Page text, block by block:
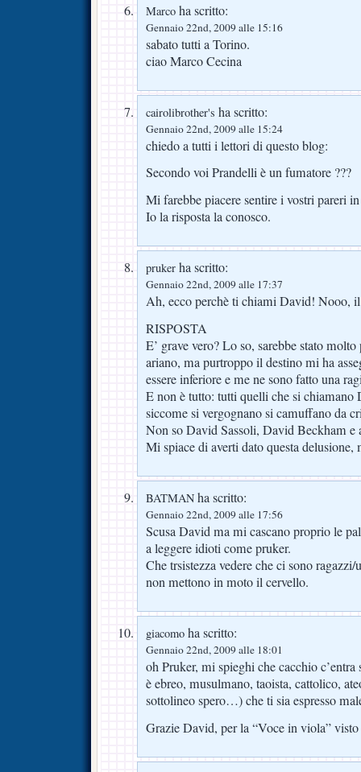
Marco ha scritto:
Gennaio 22nd, 2009 alle 15:16
sabato tutti a Torino.
ciao Marco Cecina
cairolibrother's ha scritto:
Gennaio 22nd, 2009 alle 15:24
chiedo a tutti i lettori di questo blog:
Secondo voi Prandelli è un fumatore ???
Mi farebbe piacere sentire i vostri pareri
Io la risposta la conosco.
pruker ha scritto:
Gennaio 22nd, 2009 alle 17:37
Ah, ecco perchè ti chiami David! Nooo,
RISPOSTA
E’ grave vero? Lo so, sarebbe stato
ariano, ma purtroppo il destino mi ha
essere inferiore e me ne sono fatto una
E non è tutto: tutti quelli che si chiamano
siccome si vergognano si camuffano da
Non so David Sassoli, David Beckham e
Mi spiace di averti dato questa delusione,
BATMAN ha scritto:
Gennaio 22nd, 2009 alle 17:56
Scusa David ma mi cascano proprio le
a leggere idioti come pruker.
Che trsistezza vedere che ci sono
non mettono in moto il cervello.
giacomo ha scritto:
Gennaio 22nd, 2009 alle 18:01
oh Pruker, mi spieghi che cacchio
è ebreo, musulmano, taoista, cattolico,
sottolineo spero…) che ti sia espresso
Grazie David, per la “Voce in viola”